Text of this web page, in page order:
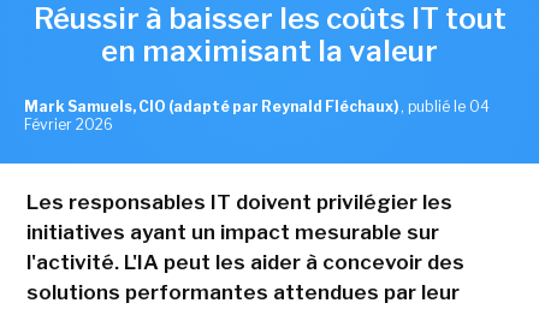
Réussir à baisser les coûts IT tout
en maximisant la valeur
Mark Samuels, CIO (adapté par Reynald Fléchaux) , publié le 04
Février 2026
Les responsables IT doivent privilégier les
initiatives ayant un impact mesurable sur
l'activité. L'IA peut les aider à concevoir des
solutions performantes attendues par leur